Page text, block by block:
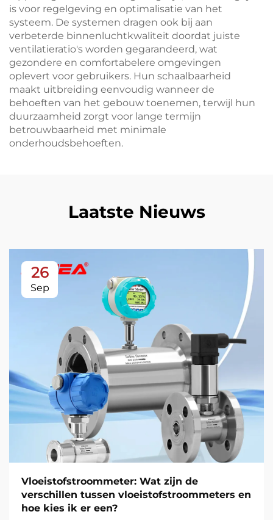
is voor regelgeving en optimalisatie van het
systeem. De systemen dragen ook bij aan
verbeterde binnenluchtkwaliteit doordat juiste
ventilatieratio's worden gegarandeerd, wat
gezondere en comfortabelere omgevingen
oplevert voor gebruikers. Hun schaalbaarheid
maakt uitbreiding eenvoudig wanneer de
behoeften van het gebouw toenemen, terwijl hun
duurzaamheid zorgt voor lange termijn
betrouwbaarheid met minimale
onderhoudsbehoeften.
Laatste Nieuws
26
Sep
Vloeistofstroommeter: Wat zijn de
verschillen tussen vloeistofstroommeters en
hoe kies ik er een?